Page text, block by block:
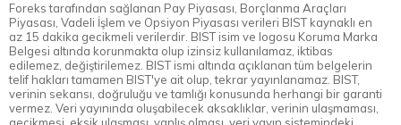
Foreks tarafından sağlanan Pay Piyasası, Borçlanma Araçları
Piyasası, Vadeli İşlem ve Opsiyon Piyasası verileri BIST kaynaklı en
az 15 dakika gecikmeli verilerdir. BIST isim ve logosu Koruma Marka
Belgesi altında korunmakta olup izinsiz kullanılamaz, iktibas
edilemez, değiştirilemez. BIST ismi altında açıklanan tüm belgelerin
telif hakları tamamen BIST'ye ait olup, tekrar yayınlanamaz. BIST,
verinin sekansı, doğruluğu ve tamlığı konusunda herhangi bir garanti
vermez. Veri yayınında oluşabilecek aksaklıklar, verinin ulaşmaması,